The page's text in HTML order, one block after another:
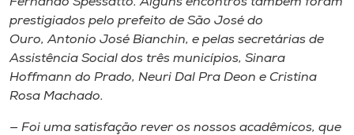
Selecione
o idioma
prestigiados pelo prefeito de São José do
Ouro, Antonio José Bianchin, e pelas secretárias de
Assistência Social dos três municípios, Sinara
Hoffmann do Prado, Neuri Dal Pra Deon e Cristina
Rosa Machado.
— Foi uma satisfação rever os nossos acadêmicos, que